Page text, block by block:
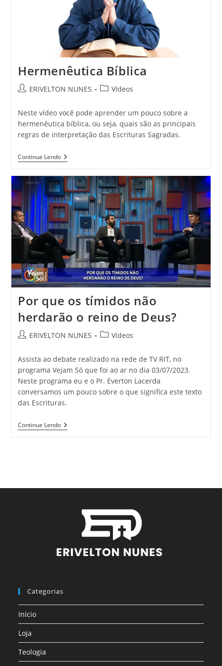
Hermenêutica Bíblica
ERIVELTON NUNES Vídeos
Neste vídeo você pode aprender um pouco sobre a
hermenêutica bíblica, ou seja, quais são as principais
regras de interpretação das Escrituras Sagradas.
Continue Lendo
Por que os tímidos não
herdarão o reino de Deus?
ERIVELTON NUNES Vídeos
Assista ao debate realizado na rede de TV RIT, no
programa Vejam Só que foi ao ar no dia 03/07/2023.
Neste programa eu e o Pr. Everton Lacerda
conversamos um pouco sobre o que significa este texto
das Escrituras.
Continue Lendo
Categorias
Início
Loja
Teologia